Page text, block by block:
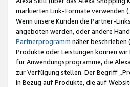
markierten Link-Formate verwenden („
Wenn unsere Kunden die Partner-
angeboten werden, oder andere
Partnerprogramm näher
Produkte oder Leistungen können
für Anwendungsprogramme, die
zur Verfügung stellen. Der Begriff
in Bezug auf Produkte, die auf